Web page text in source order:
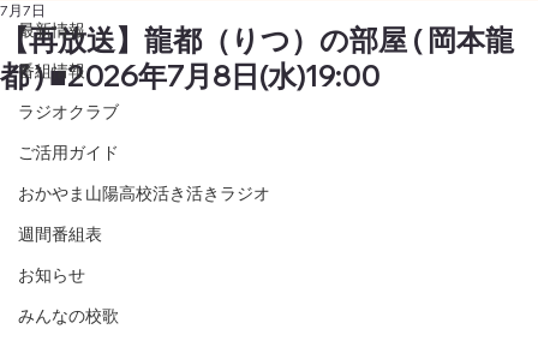
最新情報
番組情報
ラジオクラブ
ご活用ガイド
おかやま山陽高校活き活きラジオ
週間番組表
お知らせ
みんなの校歌
【再放送】龍都（りつ）の部屋 ( 岡本龍
都 ) ■2026年7月8日(水)19:00
7月7日